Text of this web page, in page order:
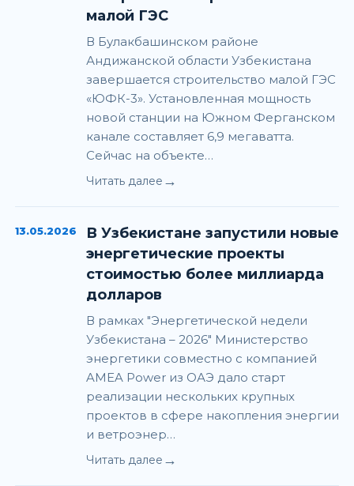
малой ГЭС
В Булакбашинском районе
Андижанской области Узбекистана
завершается строительство малой ГЭС
«ЮФК-3». Установленная мощность
новой станции на Южном Ферганском
канале составляет 6,9 мегаватта.
Сейчас на объекте…
Читать далее →
13.05.2026
В Узбекистане запустили новые
энергетические проекты
стоимостью более миллиарда
долларов
В рамках "Энергетической недели
Узбекистана – 2026" Министерство
энергетики совместно с компанией
AMEA Power из ОАЭ дало старт
реализации нескольких крупных
проектов в сфере накопления энергии
и ветроэнер…
Читать далее →